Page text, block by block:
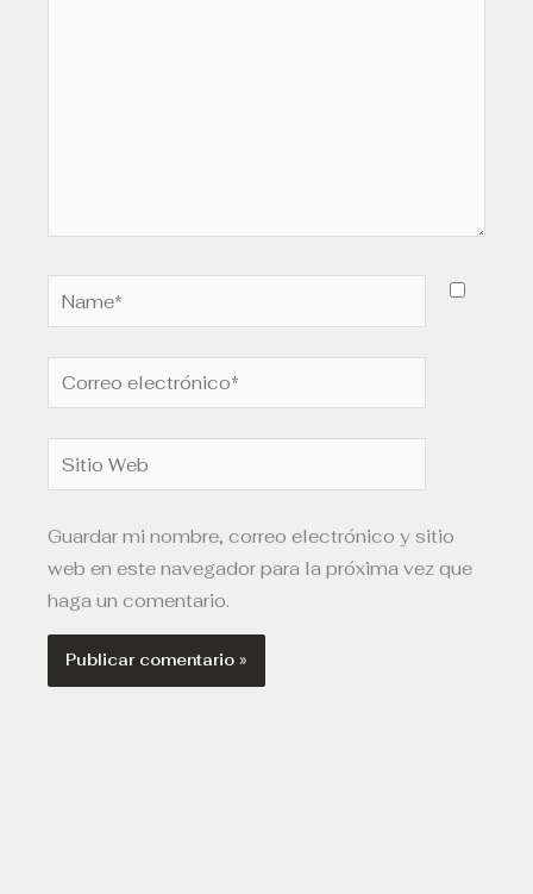
Name*
Correo
electrónico*
Sitio
Web
Guardar mi nombre, correo electrónico y sitio
web en este navegador para la próxima vez que
haga un comentario.